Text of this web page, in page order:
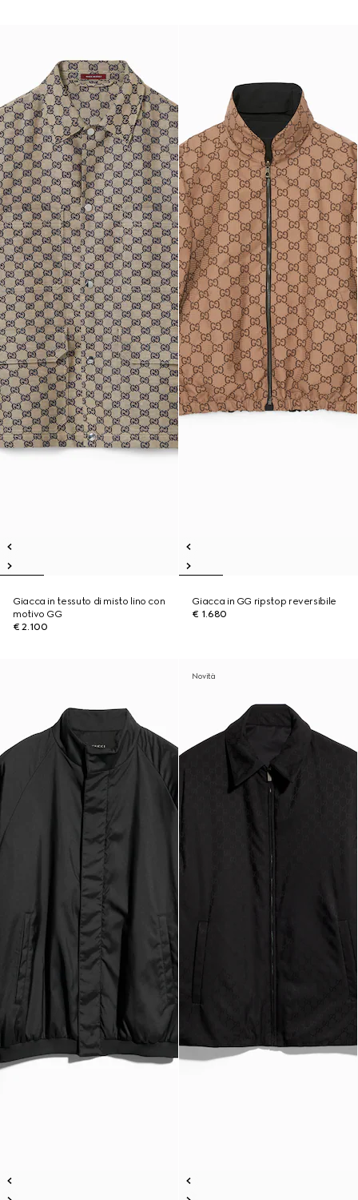
Giacca in tessuto di misto lino con
motivo GG
€ 2.100
Giacca in GG ripstop reversibile
€ 1.680
Novità